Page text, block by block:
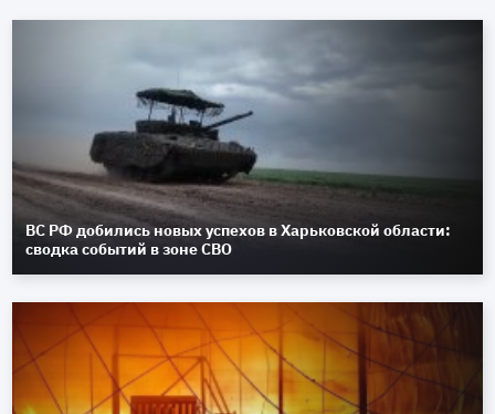
ВС РФ добились новых успехов в Харьковской области:
сводка событий в зоне СВО